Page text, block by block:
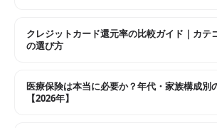
クレジットカード還元率の比較ガイド｜カテ
の選び方
医療保険は本当に必要か？年代・家族構成別
【2026年】